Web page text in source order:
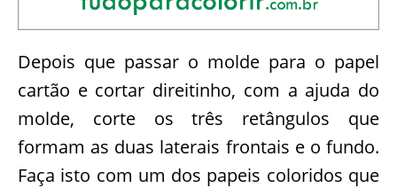
Depois que passar o molde para o papel
cartão e cortar direitinho, com a ajuda do
molde, corte os três retângulos que
formam as duas laterais frontais e o fundo.
Faça isto com um dos papeis coloridos que